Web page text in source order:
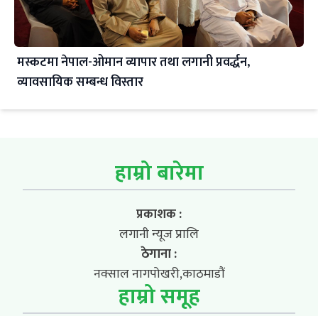
मस्कटमा नेपाल-ओमान व्यापार तथा लगानी प्रवर्द्धन,
व्यावसायिक सम्बन्ध विस्तार
हाम्रो बारेमा
प्रकाशक :
लगानी न्यूज प्रालि
ठेगाना :
नक्साल नागपोखरी,काठमाडौं
हाम्रो समूह